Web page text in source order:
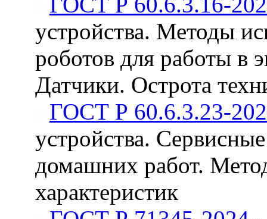
устройства. Методы
роботов для работы в
Датчики. Острота
ГОСТ Р 60.6.3.23-
устройства.
домашних работ.
характеристик